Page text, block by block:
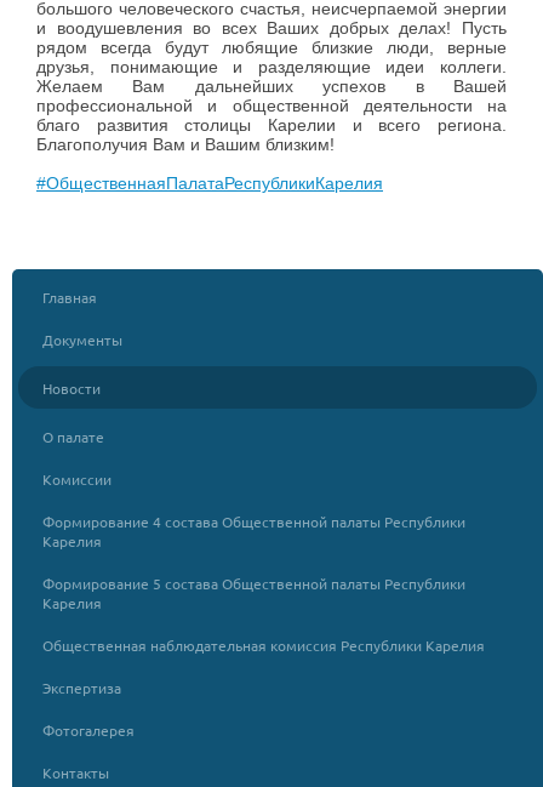
большого человеческого счастья, неисчерпаемой энергии
и воодушевления во всех Ваших добрых делах! Пусть
рядом всегда будут любящие близкие люди, верные
друзья, понимающие и разделяющие идеи коллеги.
Желаем Вам дальнейших успехов в Вашей
профессиональной и общественной деятельности на
благо развития столицы Карелии и всего региона.
Благополучия Вам и Вашим близким!
#ОбщественнаяПалатаРеспубликиКарелия
Главная
Документы
Новости
О палате
Комиссии
Формирование 4 состава Общественной палаты Республики
Карелия
Формирование 5 состава Общественной палаты Республики
Карелия
Общественная наблюдательная комиссия Республики Карелия
Экспертиза
Фотогалерея
Контакты